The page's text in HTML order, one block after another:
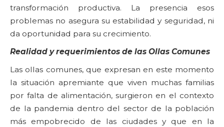
transformación productiva. La presencia esos
problemas no asegura su estabilidad y seguridad, ni
da oportunidad para su crecimiento.
Realidad y requerimientos de las Ollas Comunes
Las ollas comunes, que expresan en este momento
la situación apremiante que viven muchas familias
por falta de alimentación, surgieron en el contexto
de la pandemia dentro del sector de la población
más empobrecido de las ciudades y que en la